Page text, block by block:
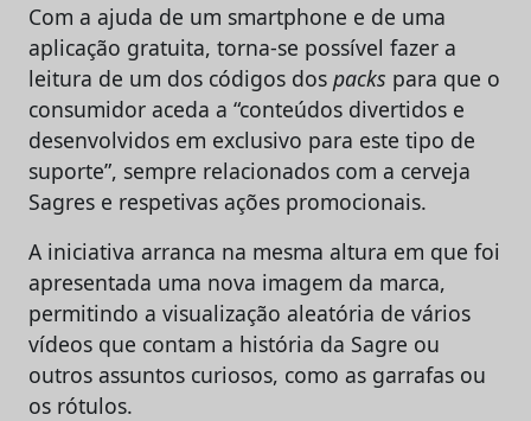
Com a ajuda de um smartphone e de uma
aplicação gratuita, torna-se possível fazer a
leitura de um dos códigos dos packs para que o
consumidor aceda a “conteúdos divertidos e
desenvolvidos em exclusivo para este tipo de
suporte”, sempre relacionados com a cerveja
Sagres e respetivas ações promocionais.
A iniciativa arranca na mesma altura em que foi
apresentada uma nova imagem da marca,
permitindo a visualização aleatória de vários
vídeos que contam a história da Sagre ou
outros assuntos curiosos, como as garrafas ou
os rótulos.